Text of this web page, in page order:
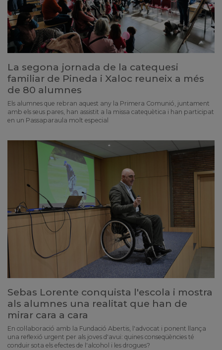
La segona jornada de la catequesi
familiar de Pineda i Xaloc reuneix a més
de 80 alumnes
Els alumnes que rebran aquest any la Primera Comunió, juntament
amb els seus pares, han assistit a la missa catequètica i han participat
en un Passaparaula molt especial
Sebas Lorente conquista l'escola i mostra
als alumnes una realitat que han de
mirar cara a cara
En col·laboració amb la Fundació Abertis, l'advocat i ponent llança
una reflexió urgent per als joves d'avui: quines conseqüències té
conduir sota els efectes de l'alcohol i les drogues?